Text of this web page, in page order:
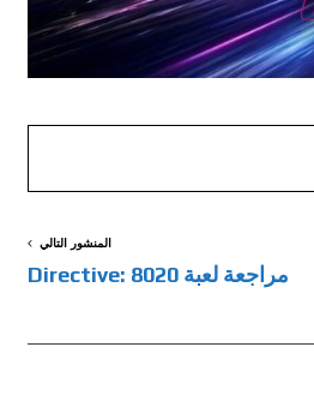
المنشور التالي
مراجعة لعبة Directive: 8020